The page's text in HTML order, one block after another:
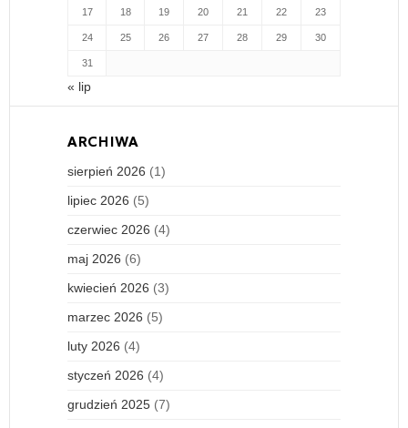
17 18 19 20 21 22 23
24 25 26 27 28 29 30
31
« lip
ARCHIWA
sierpień 2026 (1)
lipiec 2026 (5)
czerwiec 2026 (4)
maj 2026 (6)
kwiecień 2026 (3)
marzec 2026 (5)
luty 2026 (4)
styczeń 2026 (4)
grudzień 2025 (7)